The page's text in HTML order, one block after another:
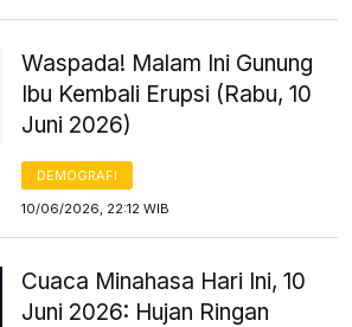
Waspada! Malam Ini Gunung
Ibu Kembali Erupsi (Rabu, 10
Juni 2026)
DEMOGRAFI
10/06/2026, 22:12 WIB
Cuaca Minahasa Hari Ini, 10
Juni 2026: Hujan Ringan